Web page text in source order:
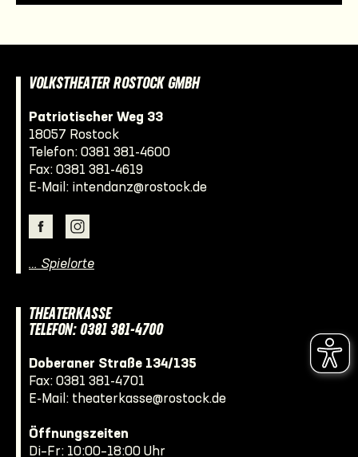
VOLKSTHEATER ROSTOCK GMBH
Patriotischer Weg 33
18057 Rostock
Telefon: 0381 381-4600
Fax: 0381 381-4619
E-Mail: intendanz@rostock.de
… Spielorte
THEATERKASSE
TELEFON: 0381 381-4700
Doberaner Straße 134/135
Fax: 0381 381-4701
E-Mail: theaterkasse@rostock.de
Öffnungszeiten
Di–Fr: 10:00–18:00 Uhr